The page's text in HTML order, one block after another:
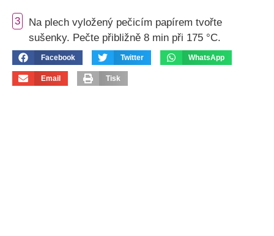
3
Na plech vyložený pečicím papírem tvořte
sušenky. Pečte přibližně 8 min při 175 °C.
Facebook Twitter WhatsApp
Email Tisk